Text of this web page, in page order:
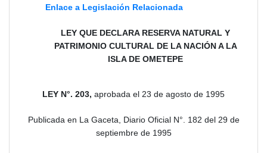
Enlace a Legislación Relacionada
LEY QUE DECLARA RESERVA NATURAL Y
PATRIMONIO CULTURAL DE LA NACIÓN A LA
ISLA DE OMETEPE
LEY N°. 203, aprobada el 23 de agosto de 1995
Publicada en La Gaceta, Diario Oficial N°. 182 del 29 de
septiembre de 1995